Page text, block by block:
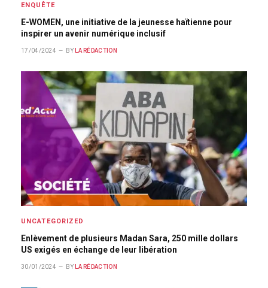
ENQUÊTE
E-WOMEN, une initiative de la jeunesse haïtienne pour
inspirer un avenir numérique inclusif
17/04/2024 BY LA RÉDACTION
UNCATEGORIZED
Enlèvement de plusieurs Madan Sara, 250 mille dollars
US exigés en échange de leur libération
30/01/2024 BY LA RÉDACTION